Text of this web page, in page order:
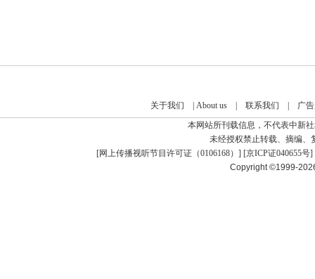
关于我们 About us| 联系我们
广
本网站所刊载信息，不代表中新
未经授权禁止转载、摘编、
[网上传播视听节目许可证（0106168） ] [京ICP证040655号]
Copyright ©1999-